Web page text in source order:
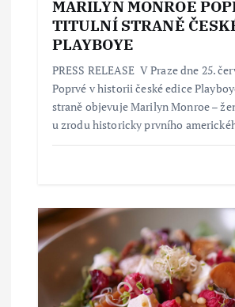
MARILYN MONROE
TITULNÍ STRANĚ
PLAYBOYE
PRESS RELEASE V Praze dne 25.
Poprvé v historii české edice
straně objevuje Marilyn Monroe –
u zrodu historicky prvního